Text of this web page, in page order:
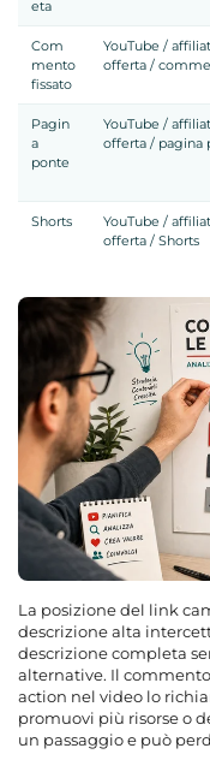
eta
Com
mento
fissato
YouTube /
offerta /
Pagin
a
ponte
YouTube /
offerta / pagina
Shorts
YouTube /
offerta / Shorts
La posizione del link
descrizione alta
descrizione completa
alternative. Il
action nel video lo
promuovi più risorse o
un passaggio e può